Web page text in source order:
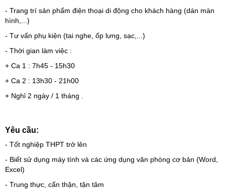
- Trang trí sản phẩm điện thoại di động cho khách hàng (dán màn
hình,...)
- Tư vấn phụ kiện (tai nghe, ốp lưng, sạc,...)
- Thời gian làm việc :
+ Ca 1 : 7h45 - 15h30
+ Ca 2 : 13h30 - 21h00
+ Nghỉ 2 ngày / 1 tháng .
Yêu cầu:
- Tốt nghiệp THPT trở lên
- Biết sử dụng máy tính và các ứng dụng văn phòng cơ bản (Word,
Excel)
- Trung thực, cẩn thận, tận tâm